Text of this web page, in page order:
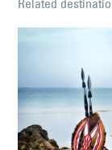
Related